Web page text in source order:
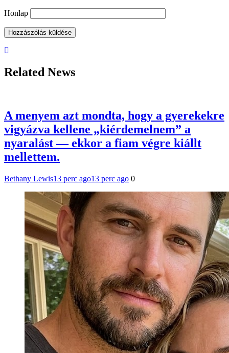
Honlap
Related News
A menyem azt mondta, hogy a gyerekekre
vigyázva kellene „kiérdemelnem” a
nyaralást — ekkor a fiam végre kiállt
mellettem.
Bethany Lewis13 perc ago13 perc ago 0